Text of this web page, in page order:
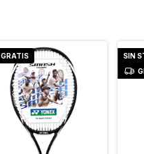
GRATIS
SIN